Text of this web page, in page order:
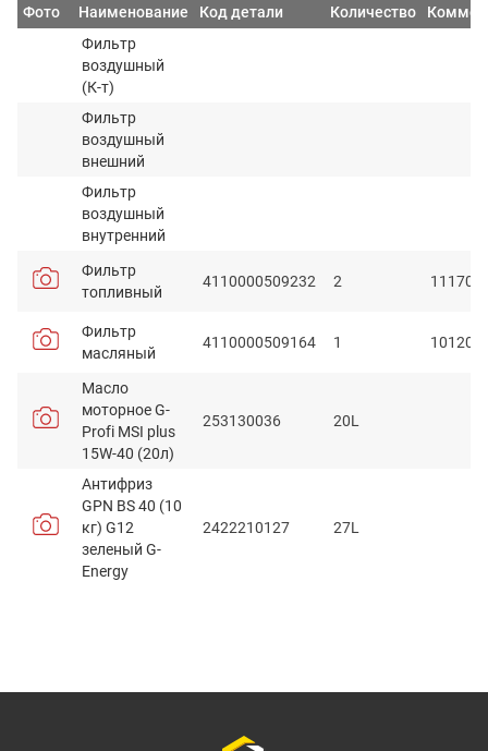
Фото Наименование Код детали Количество
Фильтр
воздушный
(К-т)
Фильтр
воздушный
внешний
Фильтр
воздушный
внутренний
Фильтр
топливный
4110000509232 2
Фильтр
масляный
4110000509164 1
Масло
моторное G-
Profi MSI plus
15W-40 (20л)
253130036 20L
Антифриз
GPN BS 40 (10
кг) G12
зеленый G-
Energy
2422210127 27L